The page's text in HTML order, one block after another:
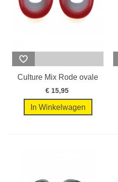
Culture Mix Rode ovale
oorclips...
€ 15,95
In Winkelwagen